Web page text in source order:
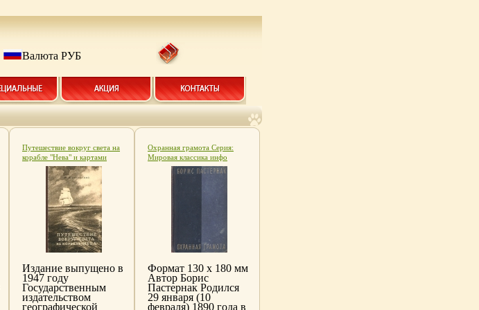
Валюта РУБ
Путешествие вокруг света на
корабле "Нева" и картами
Автор Юрий Лисянский инфо
Издание выпущено в
1947 году
Государственным
издательством
географической
Охранная грамота Серия:
Мировая классика инфо
Формат 130 х 180 мм
Автор Борис
Пастернак Родился
29 января (10
февраля) 1890 года в